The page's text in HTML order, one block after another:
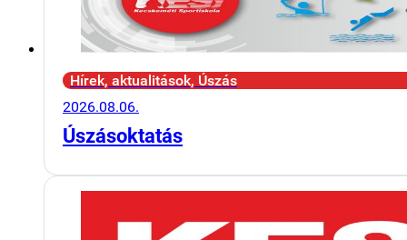
Hírek, aktualitások, Úszás
2026.08.06.
Úszásoktatás